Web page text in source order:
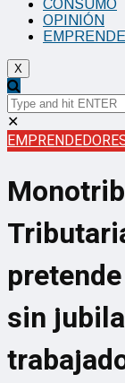
CONSUMO
OPINIÓN
X
✕
sin